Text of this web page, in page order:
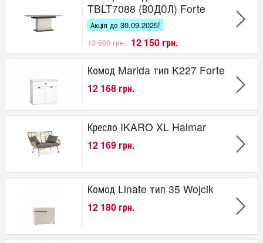
TBLT7088 (ВОДОЛ) Forte
Акція до 30.09.2025!
13 500 грн. 12 150 грн.
Комод Marida тип K227 Forte
12 168 грн.
Кресло IKARO XL Halmar
12 169 грн.
Комод Linate тип 35 Wojcik
12 180 грн.